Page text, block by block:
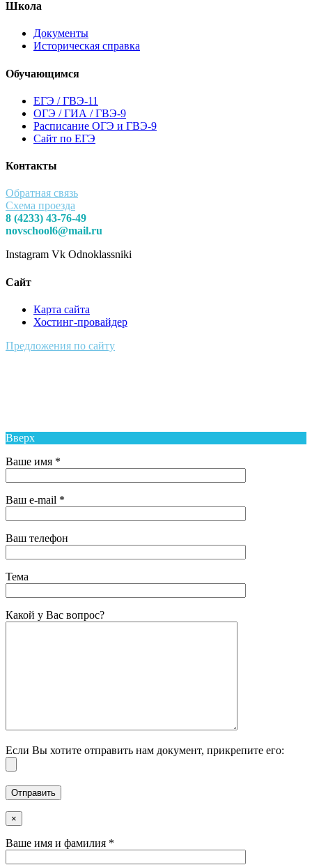
Школа
Документы
Историческая справка
Обучающимся
ЕГЭ / ГВЭ-11
ОГЭ / ГИА / ГВЭ-9
Расписание ОГЭ и ГВЭ-9
Сайт по ЕГЭ
Контакты
Обратная связь
Схема проезда
8 (4233) 43-76-49
novschool6@mail.ru
Instagram Vk Odnoklassniki
Сайт
Карта сайта
Хостинг-провайдер
Предложения по сайту
Вверх
Ваше имя *
Ваш e-mail *
Ваш телефон
Тема
Какой у Вас вопрос?
Если Вы хотите отправить нам документ, прикрепите его:
×
Ваше имя и фамилия *